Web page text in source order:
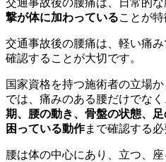
撃が体に加わっていることが特
交通事故後の腰痛は、軽い痛
確認することが大切です。
国家資格を持つ施術者の立場
では、痛みのある腰だけでなく
期、腰の動き、骨盤の状態、
困っている動作まで確認する必
腰は体の中心にあり、立つ、